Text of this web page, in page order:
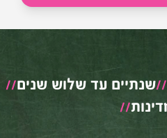
//שנתיים עד שלוש שנים//
//